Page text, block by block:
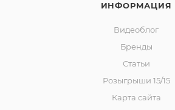
ИНФОРМАЦИЯ
Видеоблог
Бренды
Статьи
Розыгрыши 15/15
Карта сайта